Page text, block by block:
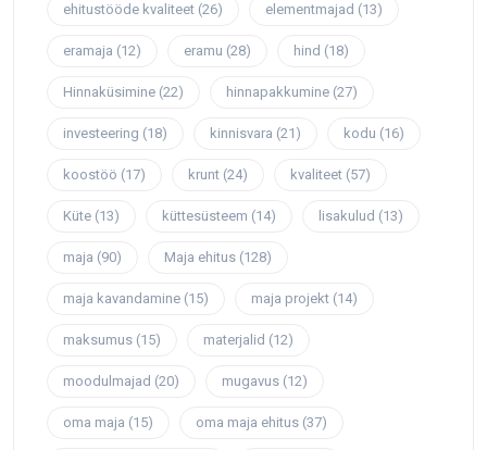
ehitustööde kvaliteet (26) elementmajad (13)
eramaja (12) eramu (28) hind (18)
Hinnaküsimine (22) hinnapakkumine (27)
investeering (18) kinnisvara (21) kodu (16)
koostöö (17) krunt (24) kvaliteet (57)
Küte (13) küttesüsteem (14) lisakulud (13)
maja (90) Maja ehitus (128)
maja kavandamine (15) maja projekt (14)
maksumus (15) materjalid (12)
moodulmajad (20) mugavus (12)
oma maja (15) oma maja ehitus (37)